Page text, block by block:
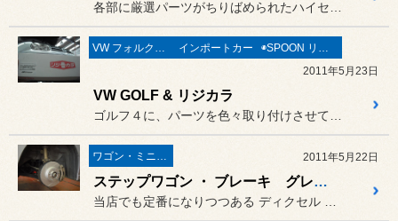
インポートカー
2011年5月23日
VW GOLF & リジカラ
2011年5月22日
ステップワゴン ・ ブレーキ グレードアップ